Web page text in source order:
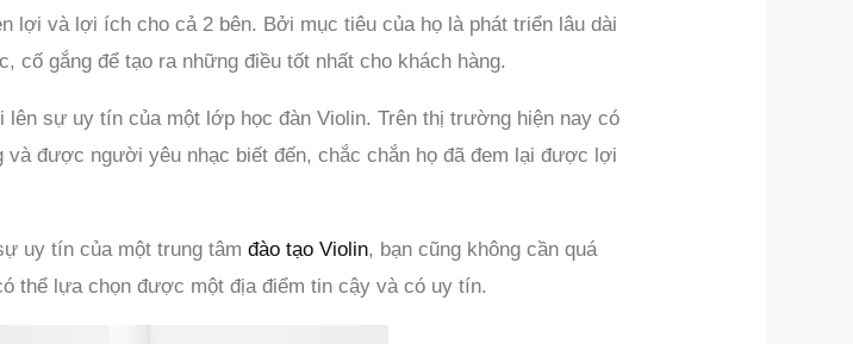
lợi và lợi ích cho cả 2 bên. Bởi mục tiêu của họ là phát triển lâu dài
gắng để tạo ra những điều tốt nhất cho khách hàng.
lên sự uy tín của một lớp học đàn Violin. Trên thị trường hiện nay có
được người yêu nhạc biết đến, chắc chắn họ đã đem lại được lợi
uy tín của một trung tâmđào tạo Violin, bạn cũng không cần quá
thể lựa chọn được một địa điểm tin cậy và có uy tín.